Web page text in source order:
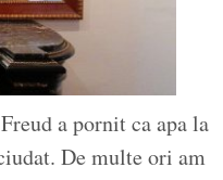
a pornit ca apa la
De multe ori am